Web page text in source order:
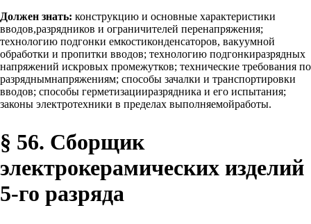
Должен знать: конструкцию и основные характеристики
вводов,разрядников и ограничителей перенапряжения;
технологию подгонки емкостиконденсаторов, вакуумной
обработки и пропитки вводов; технологию подгонкиразрядных
напряжений искровых промежутков; технические требования по
разряднымнапряжениям; способы зачалки и транспортировки
вводов; способы герметизацииразрядника и его испытания;
законы электротехники в пределах выполняемойработы.
§ 56. Сборщик
электрокерамических изделий
5-го разряда